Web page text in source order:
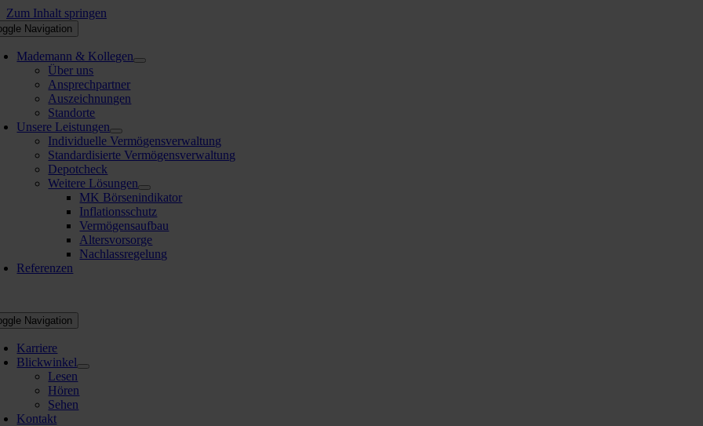
Zum Inhalt springen
Navigation
Mademann & Kollegen
Über uns
Ansprechpartner
Auszeichnungen
Standorte
Unsere Leistungen
Individuelle Vermögensverwaltung
Standardisierte Vermögensverwaltung
Depotcheck
Weitere Lösungen
MK Börsenindikator
Inflationsschutz
Vermögensaufbau
Altersvorsorge
Nachlassregelung
Referenzen
Navigation
Karriere
Blickwinkel
Lesen
Hören
Sehen
Kontakt